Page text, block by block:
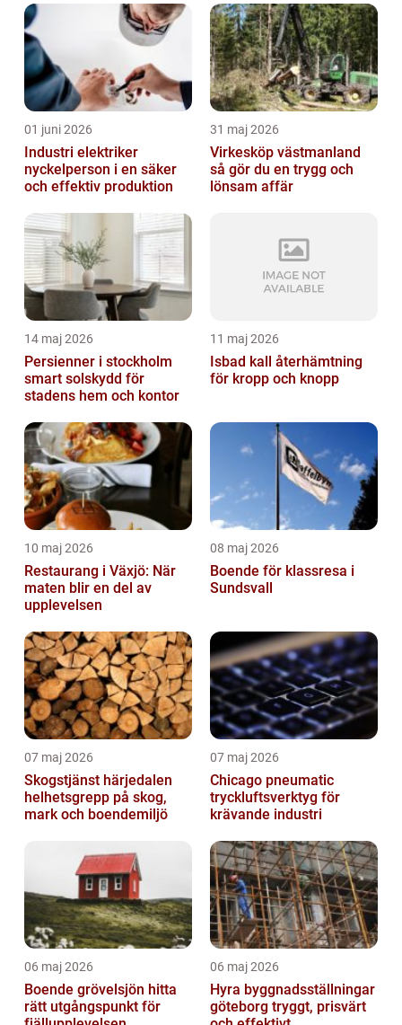
01 juni 2026
Industri elektriker
nyckelperson i en säker
och effektiv produktion
31 maj 2026
Virkesköp västmanland
så gör du en trygg och
lönsam affär
14 maj 2026
Persienner i stockholm
smart solskydd för
stadens hem och kontor
11 maj 2026
Isbad kall återhämtning
för kropp och knopp
10 maj 2026
Restaurang i Växjö: När
maten blir en del av
upplevelsen
08 maj 2026
Boende för klassresa i
Sundsvall
07 maj 2026
Skogstjänst härjedalen
helhetsgrepp på skog,
mark och boendemiljö
07 maj 2026
Chicago pneumatic
tryckluftsverktyg för
krävande industri
06 maj 2026
Boende grövelsjön hitta
rätt utgångspunkt för
06 maj 2026
Hyra byggnadsställningar
göteborg tryggt, prisvärt